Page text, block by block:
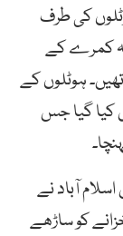
کی طرف
کمرے کے
ہوٹلوں کے
کیا گیا جس
آباد نے
کو ساڑھے